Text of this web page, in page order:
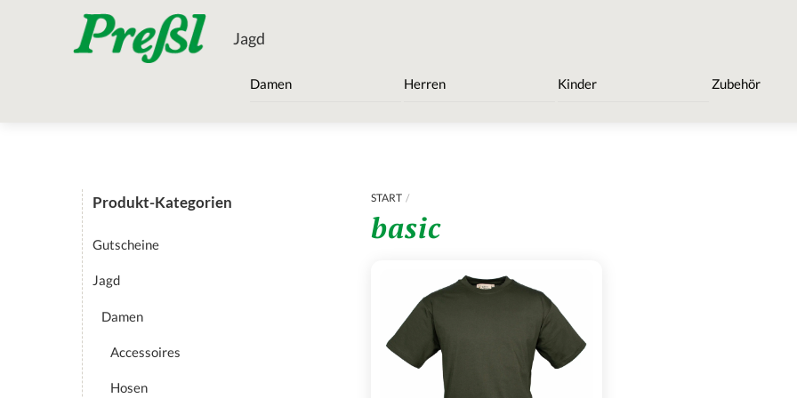
Jagd
Damen Herren Kinder Zubehör
START
basic
Produkt-Kategorien
Gutscheine
Jagd
Damen
Accessoires
Hosen